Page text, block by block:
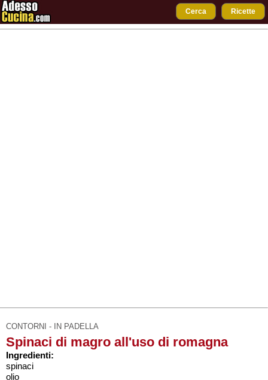
Cerca Ricette
CONTORNI - IN PADELLA
Spinaci di magro all'uso di romagna
Ingredienti:
spinaci
olio